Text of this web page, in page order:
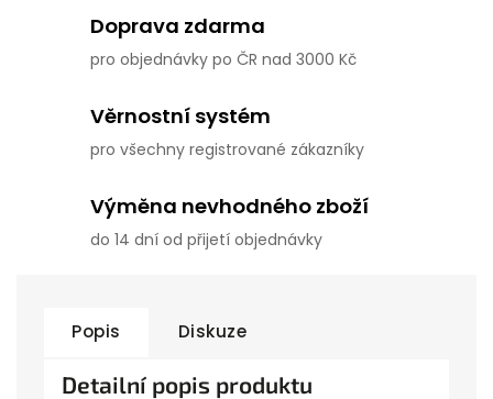
Doprava zdarma
pro objednávky po ČR nad 3000 Kč
Věrnostní systém
pro všechny registrované zákazníky
Výměna nevhodného zboží
do 14 dní od přijetí objednávky
Popis Diskuze
Detailní popis produktu